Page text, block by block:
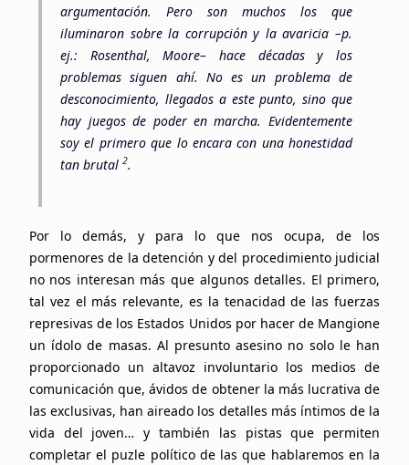
argumentación. Pero son muchos los que
iluminaron sobre la corrupción y la avaricia –p.
ej.: Rosenthal, Moore– hace décadas y los
problemas siguen ahí. No es un problema de
desconocimiento, llegados a este punto, sino que
hay juegos de poder en marcha. Evidentemente
soy el primero que lo encara con una honestidad
tan brutal2.
Por lo demás, y para lo que nos ocupa, de los
pormenores de la detención y del procedimiento judicial
no nos interesan más que algunos detalles. El primero,
tal vez el más relevante, es la tenacidad de las fuerzas
represivas de los Estados Unidos por hacer de Mangione
un ídolo de masas. Al presunto asesino no solo le han
proporcionado un altavoz involuntario los medios de
comunicación que, ávidos de obtener la más lucrativa de
las exclusivas, han aireado los detalles más íntimos de la
vida del joven… y también las pistas que permiten
completar el puzle político de las que hablaremos en la